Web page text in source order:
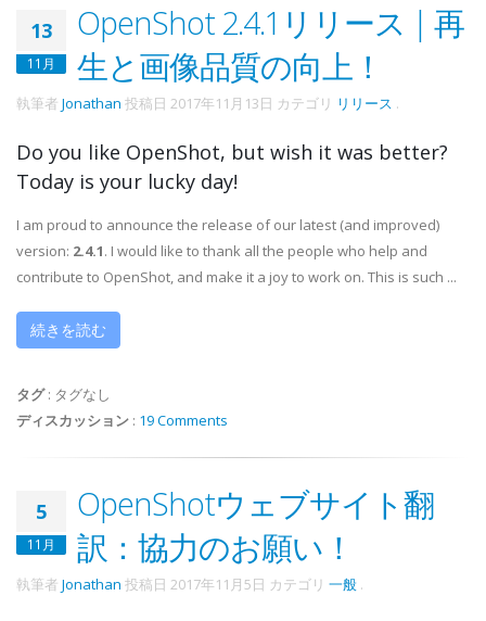
13
11月
OpenShot 2.4.1リリース | 再
生と画像品質の向上！
執筆者 Jonathan 投稿日 2017年11月13日 カテゴリ リリース .
Do you like OpenShot, but wish it was better?
Today is your lucky day!
I am proud to announce the release of our latest (and improved)
version: 2.4.1. I would like to thank all the people who help and
contribute to OpenShot, and make it a joy to work on. This is such ...
続きを読む
タグ: タグなし
ディスカッション : 19 Comments
5
11月
OpenShotウェブサイト翻
訳：協力のお願い！
執筆者 Jonathan 投稿日 2017年11月5日 カテゴリ 一般 .